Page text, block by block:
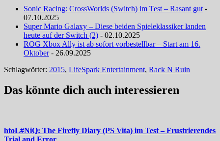
Sonic Racing: CrossWorlds (Switch) im Test – Rasant gut -
07.10.2025
Super Mario Galaxy – Diese beiden Spieleklassiker landen
heute auf der Switch (2) - 02.10.2025
ROG Xbox Ally ist ab sofort vorbestellbar – Start am 16.
Oktober- 26.09.2025
Schlagwörter: 2015, LifeSpark Entertainment, Rack N Ruin
Das könnte dich auch interessieren
htoL#NiQ: The Firefly Diary (PS Vita) im Test – Frustrierendes
Trial and Error